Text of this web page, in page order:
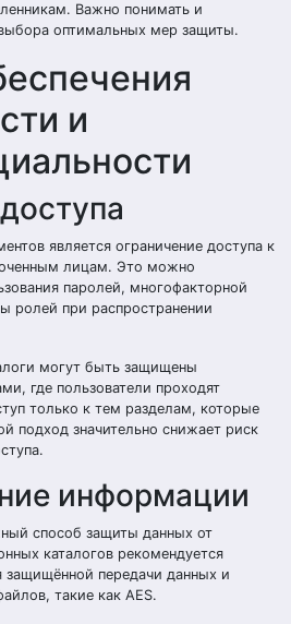
Важно понимать и
оптимальных мер защиты.
и
является ограничение доступа к
лицам. Это можно
паролей, многофакторной
ролей при распространении
могут быть защищены
где пользователи проходят
только к тем разделам, которые
подход значительно снижает риск
информации
способ защиты данных от
каталогов рекомендуется
защищённой передачи данных и
такие как AES.